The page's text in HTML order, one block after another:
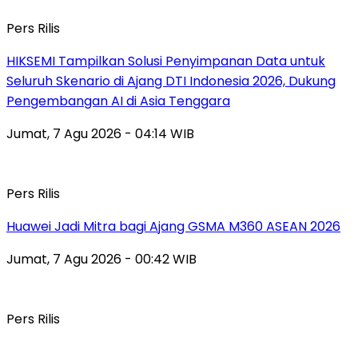
Pers Rilis
HIKSEMI Tampilkan Solusi Penyimpanan Data untuk
Seluruh Skenario di Ajang DTI Indonesia 2026, Dukung
Pengembangan AI di Asia Tenggara
Jumat, 7 Agu 2026 - 04:14 WIB
Pers Rilis
Huawei Jadi Mitra bagi Ajang GSMA M360 ASEAN 2026
Jumat, 7 Agu 2026 - 00:42 WIB
Pers Rilis